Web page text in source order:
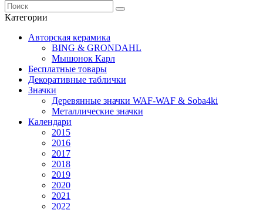
Категории
Авторская керамика
BING & GRONDAHL
Мышонок Карл
Бесплатные товары
Декоративные таблички
Значки
Деревянные значки WAF-WAF & Soba4ki
Металлические значки
Календари
2015
2016
2017
2018
2019
2020
2021
2022